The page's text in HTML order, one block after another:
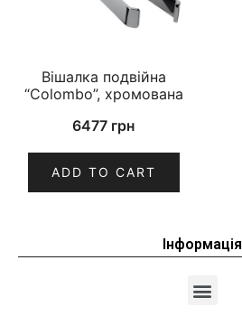
Вішалка подвійна
“Colombo”, хромована
6477 грн
ADD TO CART
Інформація